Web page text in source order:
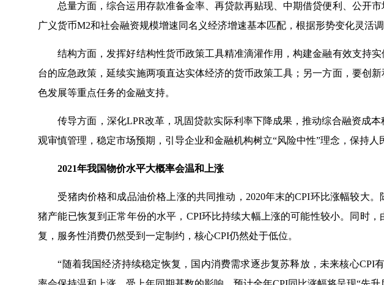
总量方面，综合运用存款准备金率、再贷款再贴现、中期借贷便利、公开市
广义货币M2和社会融资规模增速同名义经济增速基本匹配，根据形势变化灵活
结构方面，发挥好结构性货币政策工具精准滴灌作用，构建金融有效支持实
台的应急政策，延续实施两项直达实体经济的货币政策工具；另一方面，要创
色发展等重点任务的金融支持。
传导方面，深化LPR改革，巩固贷款实际利率下降成果，推动综合融资成本
观审慎管理，稳定市场预期，引导企业和金融机构树立“风险中性”理念，保持人
2021年我国物价水平大概率会温和上涨
受猪肉价格和成品油价格上涨的共同推动，2020年末的CPI环比涨幅较大。
猪产能已恢复到正常年份的水平，CPI环比持续大幅上涨的可能性较小。同时
复，服务性消费仍然受到一定制约，核心CPI仍然处于低位。
“随着我国经济持续稳定恢复，国内消费需求逐步复苏释放，未来核心CPI